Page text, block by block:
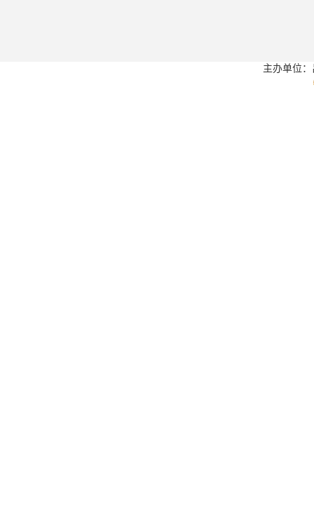
主办单位